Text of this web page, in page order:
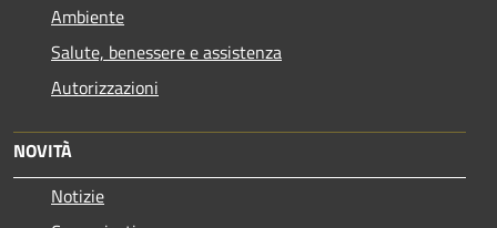
Ambiente
Salute, benessere e assistenza
Autorizzazioni
NOVITÀ
Notizie